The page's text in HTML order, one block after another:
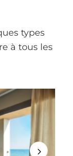
types
à tous les